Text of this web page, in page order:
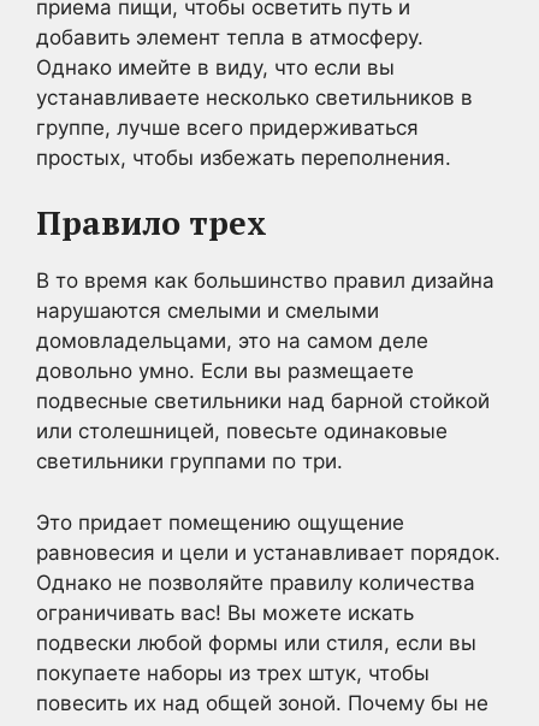
приема пищи, чтобы осветить путь и
добавить элемент тепла в атмосферу.
Однако имейте в виду, что если вы
устанавливаете несколько светильников в
группе, лучше всего придерживаться
простых, чтобы избежать переполнения.
Правило трех
В то время как большинство правил дизайна
нарушаются смелыми и смелыми
домовладельцами, это на самом деле
довольно умно. Если вы размещаете
подвесные светильники над барной стойкой
или столешницей, повесьте одинаковые
светильники группами по три.
Это придает помещению ощущение
равновесия и цели и устанавливает порядок.
Однако не позволяйте правилу количества
ограничивать вас! Вы можете искать
подвески любой формы или стиля, если вы
покупаете наборы из трех штук, чтобы
повесить их над общей зоной. Почему бы не